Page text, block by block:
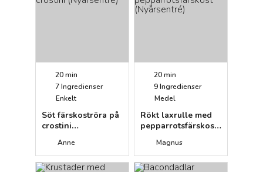
20 min
7Ingredienser
Enkelt
Söt färskoströra på
crostini
Anne
20 min
9Ingredienser
Medel
Rökt laxrulle med
pepparrotsfärskost
Magnus